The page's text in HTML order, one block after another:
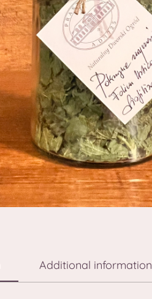
Additional information